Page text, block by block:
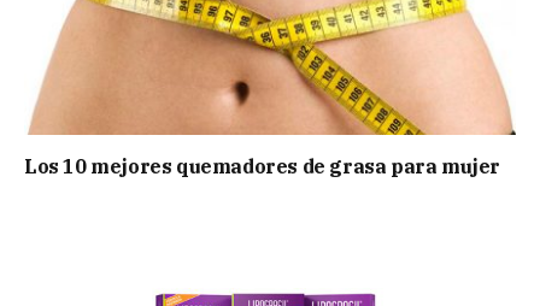
Los 10 mejores quemadores de grasa para mujer